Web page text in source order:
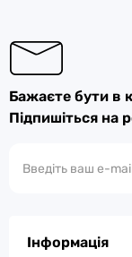
Бажаєте бути в
Підпишіться на
Інформація